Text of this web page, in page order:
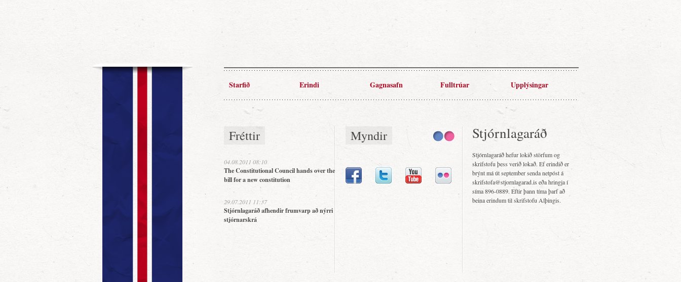
Starfið Erindi Gagnasafn Fulltrúar Upplýsingar
Fréttir
04.08.2011 08:10
The Constitutional Council hands over the
bill for a new constitution
29.07.2011 11:37
Stjórnlagaráð afhendir frumvarp að nýrri
stjórnarskrá
Myndir Stjórnlagaráð
Stjórnlagaráð hefur lokið störfum og
skrifstofu þess verið lokað. Ef erindið er
brýnt má út september senda netpóst á
skrifstofa@stjornlagarad.is eða hringja í
síma 896-0889. Eftir þann tíma þarf að
beina erindum til skrifstofu Alþingis.